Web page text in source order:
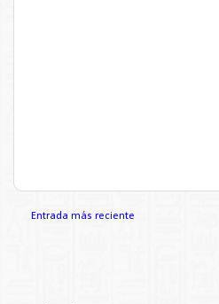
Entrada más reciente